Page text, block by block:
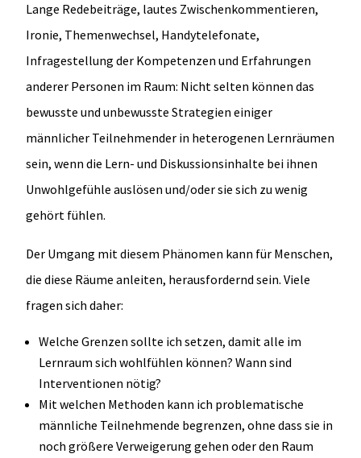
Lange Redebeiträge, lautes Zwischenkommentieren,
Ironie, Themenwechsel, Handytelefonate,
Infragestellung der Kompetenzen und Erfahrungen
anderer Personen im Raum: Nicht selten können das
bewusste und unbewusste Strategien einiger
männlicher Teilnehmender in heterogenen Lernräumen
sein, wenn die Lern- und Diskussionsinhalte bei ihnen
Unwohlgefühle auslösen und/oder sie sich zu wenig
gehört fühlen.
Der Umgang mit diesem Phänomen kann für Menschen,
die diese Räume anleiten, herausfordernd sein. Viele
fragen sich daher:
Welche Grenzen sollte ich setzen, damit alle im
Lernraum sich wohlfühlen können? Wann sind
Interventionen nötig?
Mit welchen Methoden kann ich problematische
männliche Teilnehmende begrenzen, ohne dass sie in
noch größere Verweigerung gehen oder den Raum